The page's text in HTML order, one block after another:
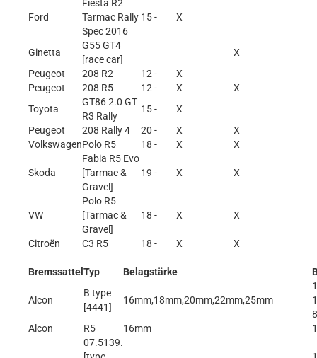
Ford
Fiesta R2
Tarmac Rally
Spec 2016
15 - X
Ginetta
G55 GT4
[race car]
X
Peugeot
208 R2 12 -
X
Peugeot
208 R5 12 - X
X
Toyota
GT86 2.0 GT
R3 Rally
15 -
X
Peugeot
208 Rally 4 20 - X
X
VolkswagenPolo R5 18 - X X
Skoda
Fabia R5 Evo
[Tarmac &
Gravel]
19 - X X
VW
Polo R5
[Tarmac &
Gravel]
18 - X X
Citroën C3 R5 18 - X X
Bremssattel Typ Belagstärke
Alcon
B type
[4441]
16mm,18mm,20mm,22mm,25mm
Alcon
R5 16mm
07.5139.